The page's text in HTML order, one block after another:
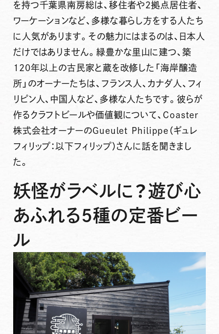
を持つ千葉県南房総は、移住者や2拠点居住者、
ワーケーションなど、多様な暮らし方をする人たち
に人気があります。その魅力にはまるのは、日本人
だけではありません。緑豊かな里山に建つ、築
120年以上の古民家と蔵を改修した「海岸醸造
所」のオーナーたちは、フランス人、カナダ人、フィ
リピン人、中国人など、多様な人たちです。彼らが
作るクラフトビールや価値観について、Coaster
株式会社オーナーのGueulet Philippe（ギュレ
フィリップ：以下フィリップ）さんに話を聞きまし
た。
妖怪がラベルに？遊び心
あふれる5種の定番ビー
ル